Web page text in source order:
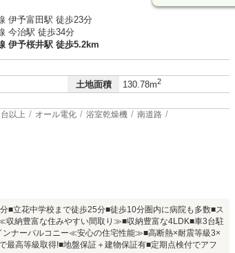
伊予富田駅 徒歩23分
今治駅 徒歩34分
伊予桜井駅 徒歩5.2km
土地面積 130.78m2
以上 オール電化 浴室乾燥機 南道路
立花中学校まで徒歩25分■徒歩10分圏内に病院も多数■ス
収納豊富な住みやすい間取り≫■収納豊富な4LDK■車3台駐
ナーバルコニー≪安心の住宅性能≫■高断熱×耐震等級3×
最高等級取得!■地盤保証＋建物保証有■定期点検付でアフ